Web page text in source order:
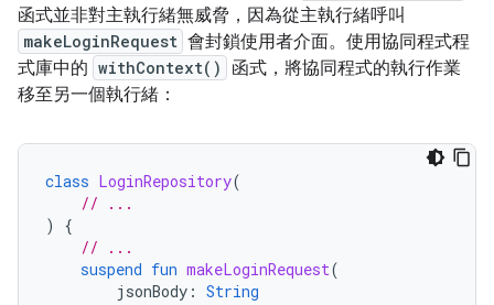
函式並非對主執行緒無威脅，因為從主執行緒呼叫
makeLoginRequest 會封鎖使用者介面。使用協同程式程
式庫中的 withContext()
函式，將協同程式的執行作業
移至另一個執行緒：
class LoginRepository(
// ...
)
{
// ...
suspend fun makeLoginRequest(
jsonBody : String